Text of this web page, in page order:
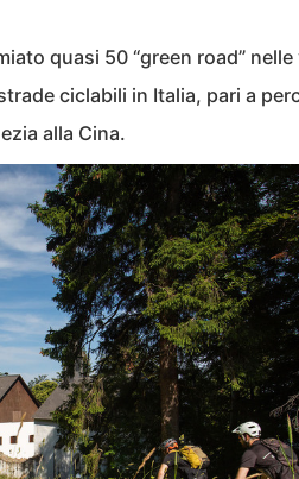
quasi 50 “green road” nelle
ciclabili in Italia, pari a
alla Cina.